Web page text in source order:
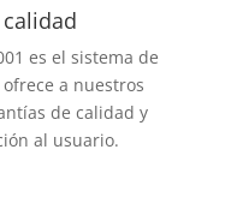
es el sistema de
a nuestros
de calidad y
al usuario.